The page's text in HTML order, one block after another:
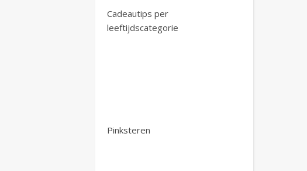
Cadeautips per
leeftijdscategorie
Pinksteren